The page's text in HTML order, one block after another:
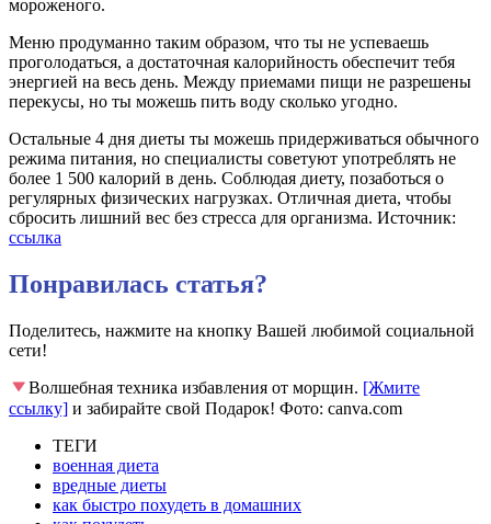
мороженого.
Меню продуманно таким образом, что ты не успеваешь
проголодаться, а достаточная калорийность обеспечит тебя
энергией на весь день. Между приемами пищи не разрешены
перекусы, но ты можешь пить воду сколько угодно.
Остальные 4 дня диеты ты можешь придерживаться обычного
режима питания, но специалисты советуют употреблять не
более 1 500 калорий в день. Соблюдая диету, позаботься о
регулярных физических нагрузках. Отличная диета, чтобы
сбросить лишний вес без стресса для организма. Источник:
ссылка
Понравилась статья?
Поделитесь, нажмите на кнопку Вашей любимой социальной
сети!
Волшебная техника избавления от морщин. [Жмите
ссылку] и забирайте свой Подарок! Фото: canva.com
ТЕГИ
военная диета
вредные диеты
как быстро похудеть в домашних